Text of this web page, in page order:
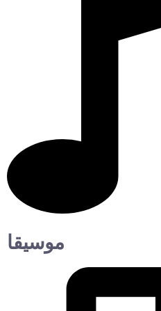
موسيقا